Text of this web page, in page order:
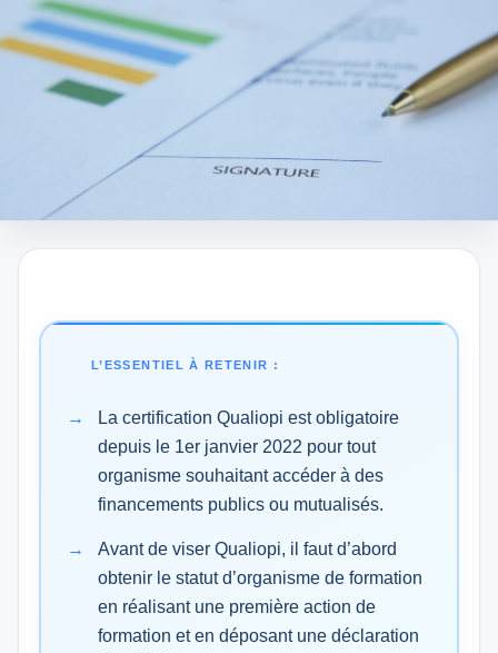
L’ESSENTIEL À RETENIR :
La certification Qualiopi est obligatoire
depuis le 1er janvier 2022 pour tout
organisme souhaitant accéder à des
financements publics ou mutualisés.
Avant de viser Qualiopi, il faut d’abord
obtenir le statut d’organisme de formation
en réalisant une première action de
formation et en déposant une déclaration